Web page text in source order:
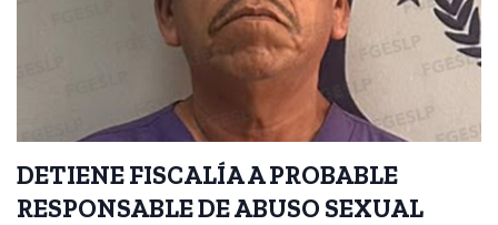
DETIENE FISCALÍA A PROBABLE
RESPONSABLE DE ABUSO SEXUAL